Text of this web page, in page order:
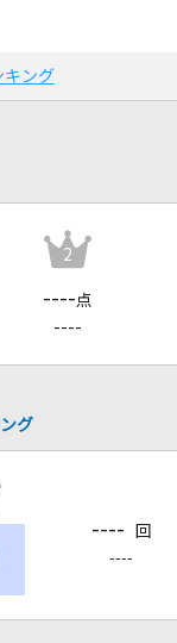
ング
2
---- 点
----
グ
---- 回
----